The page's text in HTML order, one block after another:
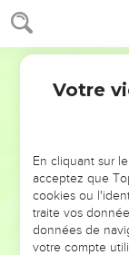
Genèse
qui est sur la tête
Manassé.
Il dit à Jacob : «
l’aîné. Mets ta
enfants de
frère sera plus
leurs enfants
Ce jour-là,
Israélites se
Votre
En cliquant sur
acceptez que
cookies ou
traite vos
données de
votre compte